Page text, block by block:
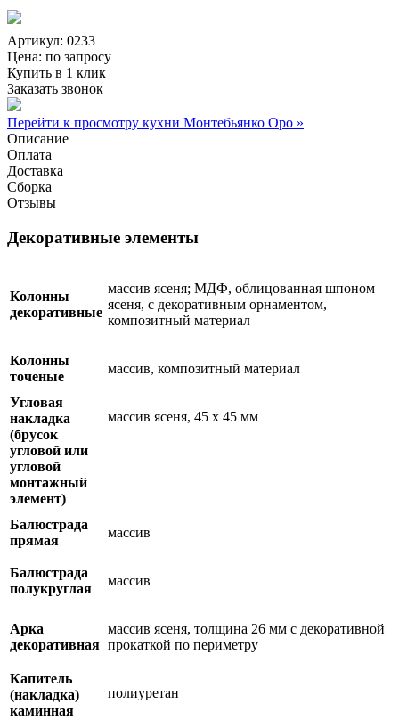
Артикул: 0233
Цена: по запросу
Купить в 1 клик
Заказать звонок
Перейти к просмотру кухни Монтебьянко Оро »
Описание
Оплата
Доставка
Сборка
Отзывы
Декоративные элементы
Колонны
декоративные
массив ясеня; МДФ, облицованная шпоном
ясеня, с декоративным орнаментом,
композитный материал
Колонны
точеные
массив, композитный материал
Угловая
накладка
(брусок
угловой или
угловой
монтажный
элемент)
массив ясеня, 45 х 45 мм
Балюстрада
прямая
массив
Балюстрада
полукруглая
массив
Арка
декоративная
массив ясеня, толщина 26 мм с декоративной
прокаткой по периметру
Капитель
(накладка)
каминная
полиуретан